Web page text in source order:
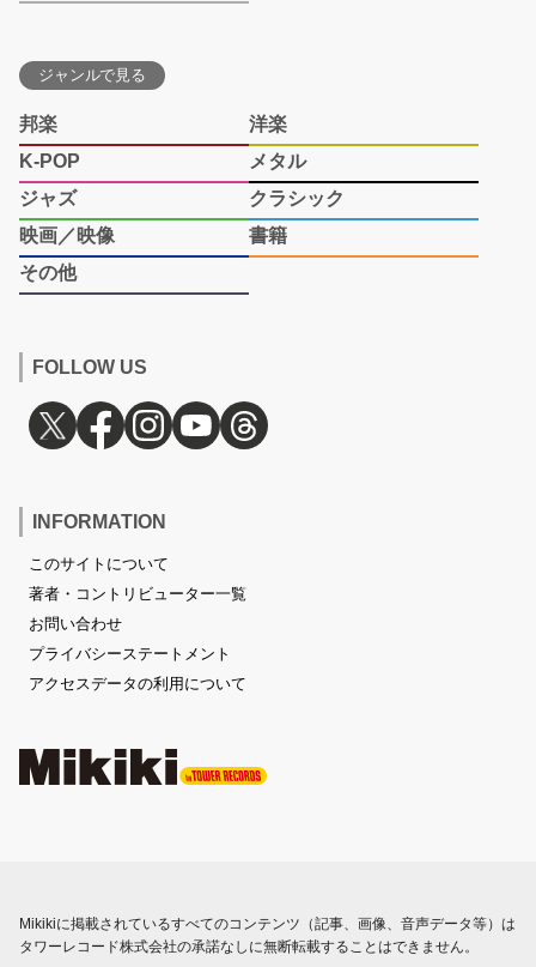
ジャンルで見る
邦楽
洋楽
K-POP
メタル
ジャズ
クラシック
映画／映像
書籍
その他
FOLLOW US
INFORMATION
このサイトについて
著者・コントリビューター一覧
お問い合わせ
プライバシーステートメント
アクセスデータの利用について
Mikikiに掲載されているすべてのコンテンツ（記事、画像、音声データ等）は
タワーレコード株式会社の承諾なしに無断転載することはできません。